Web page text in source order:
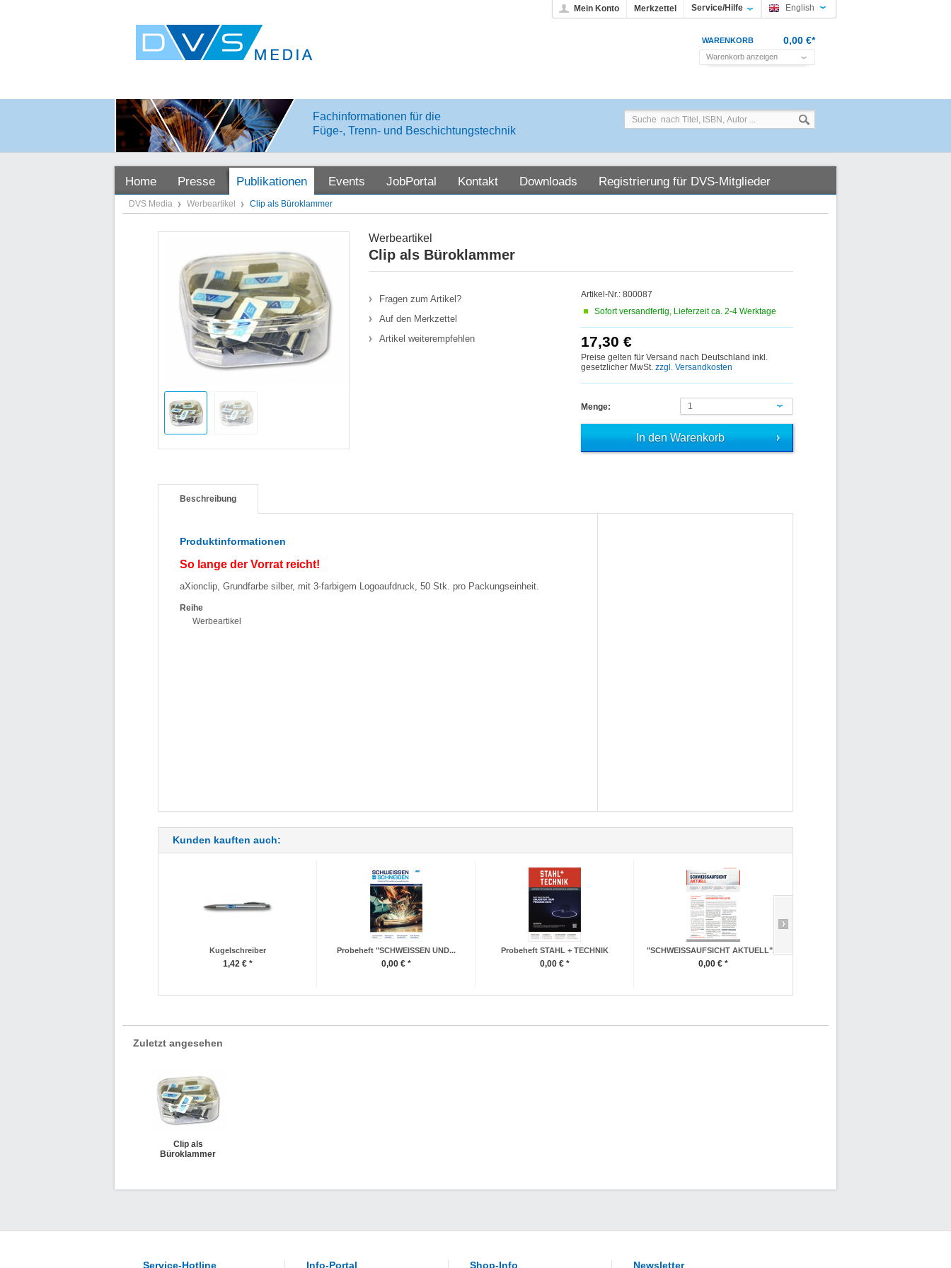
Mein Konto Merkzettel Service/Hilfe English
WARENKORB 0,00 €*
Warenkorb anzeigen
Fachinformationen für die
Füge-, Trenn- und Beschichtungstechnik
Home Presse Publikationen Events JobPortal Kontakt Downloads Registrierung für DVS-Mitglieder
DVS Media Werbeartikel Clip als Büroklammer
Werbeartikel
Clip als Büroklammer
Fragen zum Artikel?
Auf den Merkzettel
Artikel weiterempfehlen
Artikel-Nr.: 800087
Sofort versandfertig, Lieferzeit ca. 2-4 Werktage
17,30 €
Preise gelten für Versand nach Deutschland inkl.
gesetzlicher MwSt. zzgl. Versandkosten
Menge: 1
Beschreibung
Produktinformationen
So lange der Vorrat reicht!
aXionclip, Grundfarbe silber, mit 3-farbigem Logoaufdruck, 50 Stk. pro Packungseinheit.
Reihe
Werbeartikel
Kunden kauften auch:
Kugelschreiber
1,42 € *
Probeheft "SCHWEISSEN UND...
0,00 € *
Probeheft STAHL + TECHNIK
0,00 € *
"SCHWEISSAUFSICHT AKTUELL"...
0,00 € *
Zuletzt angesehen
Clip als
Büroklammer
Service-Hotline Info-Portal Shop-Info Newsletter